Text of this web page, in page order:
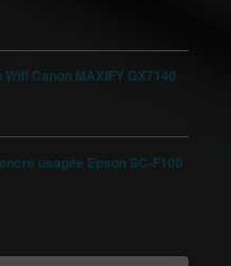
Canon MAXIFY GX7140
usagée Epson SC-F100